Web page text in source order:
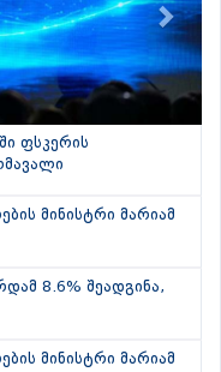
ფსკერის
მინისტრი მარიამ
8.6% შეადგინა,
მინისტრი მარიამ